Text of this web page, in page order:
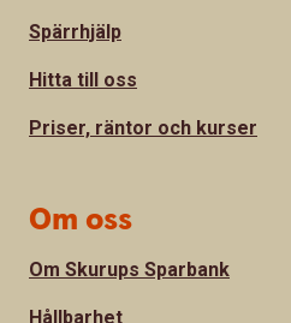
Spärrhjälp
Hitta till oss
Priser, räntor och kurser
Om oss
Om Skurups Sparbank
Hållbarhet